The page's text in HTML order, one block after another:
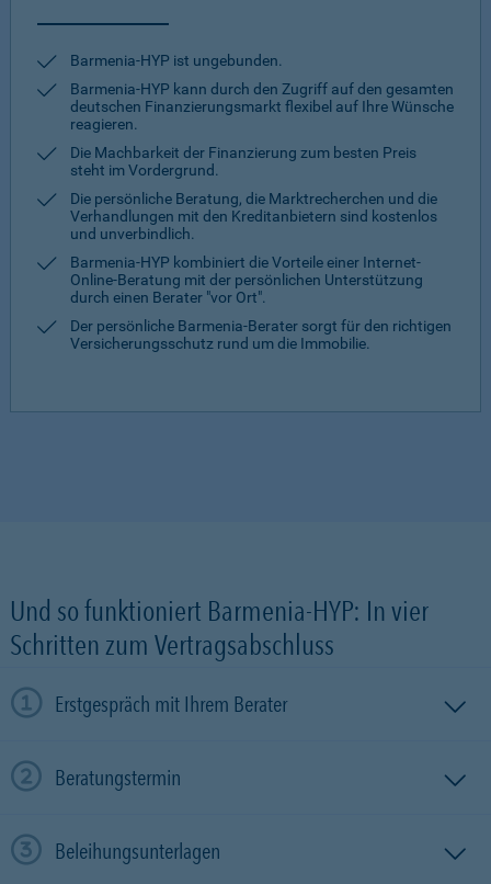
Barmenia-HYP ist ungebunden.
Barmenia-HYP kann durch den Zugriff auf den gesamten
deutschen Finanzierungsmarkt flexibel auf Ihre Wünsche
reagieren.
Die Machbarkeit der Finanzierung zum besten Preis
steht im Vordergrund.
Die persönliche Beratung, die Marktrecherchen und die
Verhandlungen mit den Kreditanbietern sind kostenlos
und unverbindlich.
Barmenia-HYP kombiniert die Vorteile einer Internet-
Online-Beratung mit der persönlichen Unterstützung
durch einen Berater "vor Ort".
Der persönliche Barmenia-Berater sorgt für den richtigen
Versicherungsschutz rund um die Immobilie.
Und so funktioniert Barmenia-HYP: In vier
Schritten zum Vertragsabschluss
Erstgespräch mit Ihrem Berater
Beratungstermin
Beleihungsunterlagen